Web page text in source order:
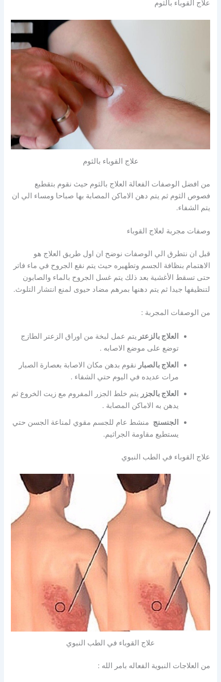
علاج القوباء بالثوم
علاج القوباء بالثوم
من افضل الوصفات الفعالة العلاج بالثوم حيث نقوم بتقطبع
فصوص الثوم ثم يتم دهن الاماكن المصابة بها صباحا ومساء الي ان
يتم الشفاء.
وصفات مجربة لعلاج القوباء
قبل ان نتطرق الي الوصفات نوضح ان اول طريق العلاج هو
الاهتمام بنظافة الجسم وتطهيره حيث يتم نقع الجروح في ماء فاتر
حتى تسقط الأغشية بعد ذلك يتم غسل الجروح بالماء والصابون
لتنظيفها جيدا ثم يتم دهنها بمرهم مضاد حيوى لمنع انتشار التلوث.
من الوصفات المجربة :
العلاج بالزعتر يتم عمل لبخة من اوراق الزعتر الطازج
توضع على موضع الاصابه .
العلاج بالصبار نقوم بدهن مكان الاصابة بعصارة الصبار
مرات عديده في اليوم حتي الشفاء .
العلاج بالجزر يتم خلط الجزر المفروم مع زيت الخروع ثم
يدهن به الاماكن المصابة .
الجنسنج منشط عام للجسم مقوي لمناعة الجسن حتي
يستطيع مقاومة الجراثيم.
علاج القوباء في الطب النبوي
علاج القوباء في الطب النبوي
من العلاجات النبوية الفعاله بامر الله :